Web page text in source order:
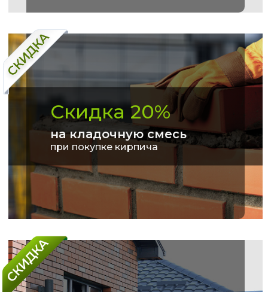
Скидка 20%
на кладочную смесь
при покупке кирпича